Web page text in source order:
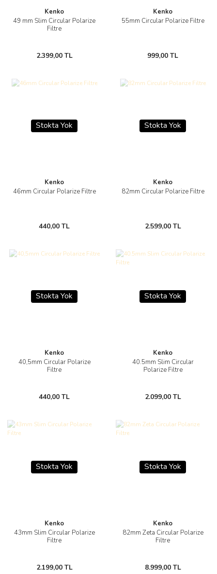
Kenko
49 mm Slim Circular Polarize
Filtre
2.399,00 TL
Kenko
55mm Circular Polarize Filtre
999,00 TL
Stokta Yok
Kenko
46mm Circular Polarize Filtre
440,00 TL
Stokta Yok
Kenko
82mm Circular Polarize Filtre
2.599,00 TL
Stokta Yok
Kenko
40,5mm Circular Polarize
Filtre
440,00 TL
Stokta Yok
Kenko
40.5mm Slim Circular
Polarize Filtre
2.099,00 TL
Stokta Yok
Kenko
43mm Slim Circular Polarize
Filtre
2.199,00 TL
Stokta Yok
Kenko
82mm Zeta Circular Polarize
Filtre
8.999,00 TL